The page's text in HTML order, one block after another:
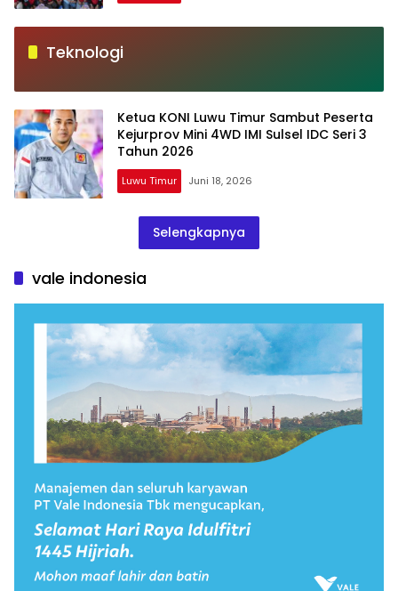
Teknologi
Ketua KONI Luwu Timur Sambut Peserta
Kejurprov Mini 4WD IMI Sulsel IDC Seri 3
Tahun 2026
Luwu Timur Juni 18, 2026
Selengkapnya
vale indonesia